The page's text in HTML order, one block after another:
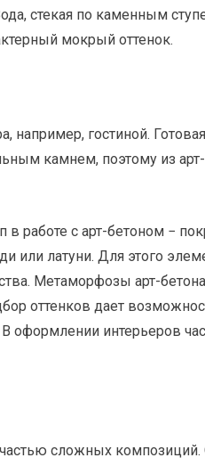
стекая по каменным
мокрый оттенок.
гостиной.
камнем, поэтому из
работе с арт-бетоном −
или латуни. Для этого
Метаморфозы арт-
оттенков дает
оформлении интерьеров
частью сложных